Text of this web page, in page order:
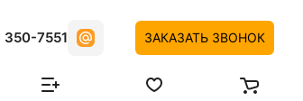
7551 ЗАКАЗАТЬ ЗВОНОК